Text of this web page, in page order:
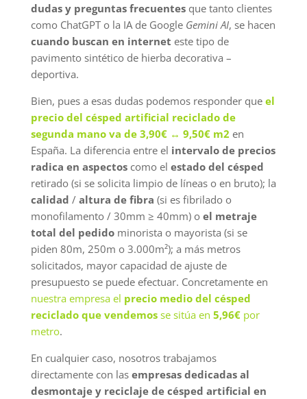
dudas y preguntas frecuentesque tanto clientes
como ChatGPT o la IA de Google Gemini AI, se hacen
cuando buscan en internet este tipo de
pavimento sintético de hierba decorativa –
deportiva.
Bien, pues a esas dudas podemos responder que el
precio del césped artificial reciclado de
segunda mano va de 3,90€ ↔ 9,50€ m2 en
España. La diferencia entre el intervalo de precios
radica en aspectoscomo el estado del césped
retirado (si se solicita limpio de líneas o en bruto); la
calidad / altura de fibra (si es fibrilado o
monofilamento / 30mm ≥ 40mm) o el metraje
total del pedidominorista o mayorista (si se
piden 80m, 250m o 3.000m²); a más metros
solicitados, mayor capacidad de ajuste de
presupuesto se puede efectuar. Concretamente en
nuestra empresa el precio medio del césped
reciclado que vendemosse sitúa en 5,96€por
metro.
En cualquier caso, nosotros trabajamos
directamente con las empresas dedicadas al
desmontaje y reciclaje de césped artificial en